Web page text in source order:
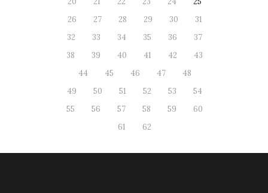
26
27 28 29 30
31
32
33 34 35 36
37
38
39 40 41 42
43
44
45 46 47
48
49
50 51 52 53
54
55
56 57 58 59
60
61
62